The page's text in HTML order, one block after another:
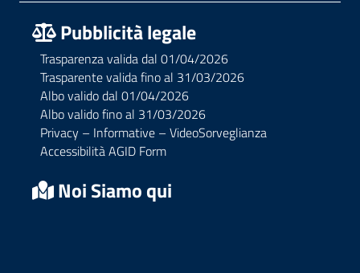
Pubblicità legale
Trasparenza valida dal 01/04/2026
Trasparente valida fino al 31/03/2026
Albo valido dal 01/04/2026
Albo valido fino al 31/03/2026
Privacy – Informative – VideoSorveglianza
Accessibilità AGID Form
Noi Siamo qui